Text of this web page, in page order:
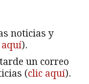
noticias y
aquí).
un correo
(clic aquí).